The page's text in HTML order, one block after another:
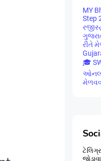
MY
Step
રીતે
🎓